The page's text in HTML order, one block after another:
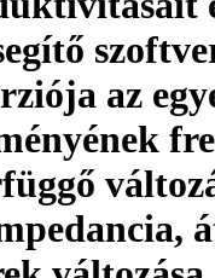
az